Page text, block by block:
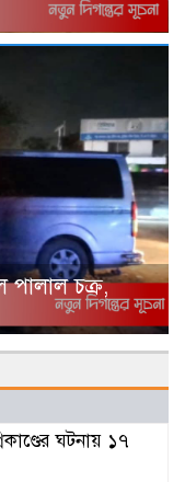
পালাল চক্র,
ঘটনায় ১৭